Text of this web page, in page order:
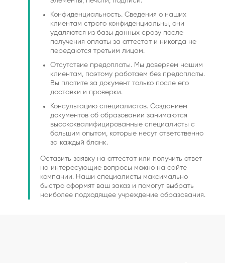
Конфиденциальность. Сведения о наших
клиентам строго конфиденциальны, они
удаляются из базы данных сразу после
получения оплаты за аттестат и никогда не
передаются третьим лицам.
Отсутствие предоплаты. Мы доверяем нашим
клиентам, поэтому работаем без предоплаты.
Вы платите за документ только после его
доставки и проверки.
Консультацию специалистов. Созданием
документов об образовании занимаются
высококвалифицированные специалисты с
большим опытом, которые несут ответственно
за каждый бланк.
Оставить заявку на аттестат или получить ответ
на интересующие вопросы можно на сайте
компании. Наши специалисты максимально
быстро оформят ваш заказ и помогут выбрать
наиболее подходящее учреждение образования.